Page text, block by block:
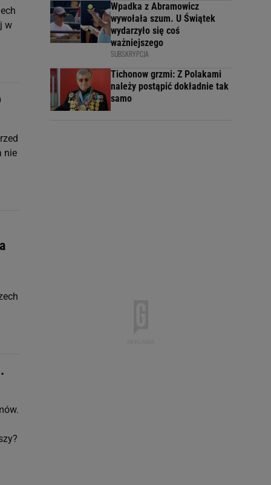
w
nie
Wpadka z Abramowicz
wywołała szum. U Świątek
wydarzyło się coś
ważniejszego
SUBSKRYPCJA
Tichonow grzmi: Z Polakami
należy postąpić dokładnie tak
samo